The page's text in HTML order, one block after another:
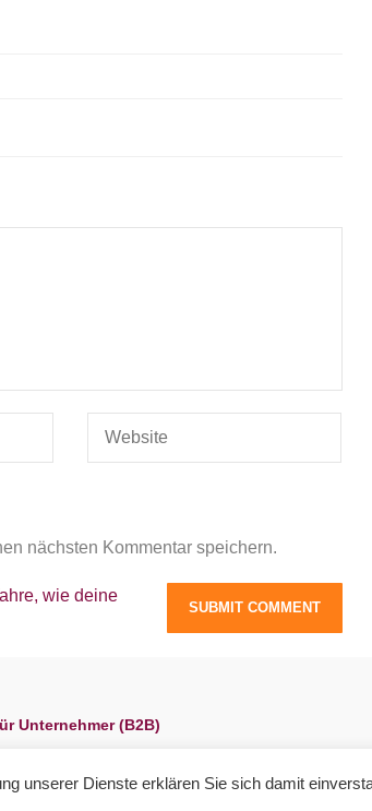
nächsten Kommentar speichern.
wie deine
Unternehmer (B2B)
unserer Dienste erklären Sie sich damit